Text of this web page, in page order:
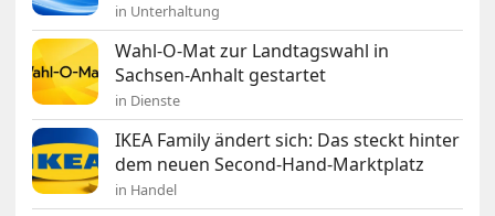
in Unterhaltung
Wahl-O-Mat zur Landtagswahl in
Sachsen-Anhalt gestartet
in Dienste
IKEA Family ändert sich: Das steckt hinter
dem neuen Second-Hand-Marktplatz
in Handel